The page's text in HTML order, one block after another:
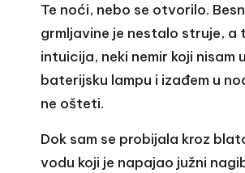
Te noći, nebo se otvorilo.
grmljavine je nestalo struje, a
intuicija, neki nemir koji nisam
baterijsku lampu i izađem u
ne ošteti.
Dok sam se probijala kroz
vodu koji je napajao južni